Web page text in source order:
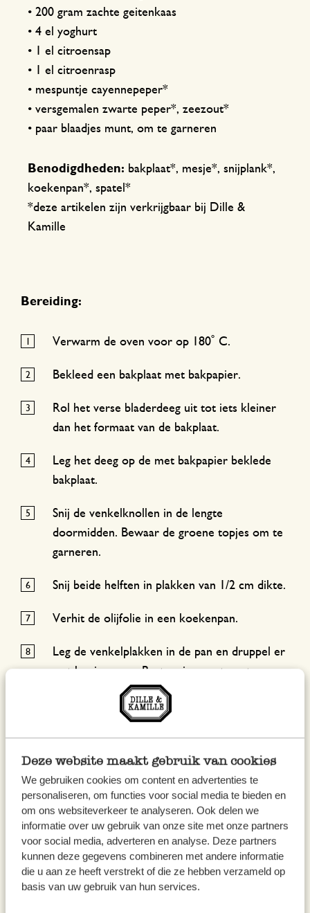
Deze website maakt gebruik van cookies
We gebruiken cookies om content en advertenties te
personaliseren, om functies voor social media te bieden en
om ons websiteverkeer te analyseren. Ook delen we
informatie over uw gebruik van onze site met onze partners
voor social media, adverteren en analyse. Deze partners
kunnen deze gegevens combineren met andere informatie
die u aan ze heeft verstrekt of die ze hebben verzameld op
basis van uw gebruik van hun services.
• 200 gram zachte geitenkaas
• 4 el yoghurt
• 1 el citroensap
• 1 el citroenrasp
• mespuntje cayennepeper*
• versgemalen zwarte peper*, zeezout*
• paar blaadjes munt, om te garneren
Benodigdheden: bakplaat*, mesje*, snijplank*,
koekenpan*, spatel*
*deze artikelen zijn verkrijgbaar bij Dille &
Kamille
Bereiding:
Verwarm de oven voor op 180˚ C.
Bekleed een bakplaat met bakpapier.
Rol het verse bladerdeeg uit tot iets kleiner
dan het formaat van de bakplaat.
Leg het deeg op de met bakpapier beklede
bakplaat.
Snij de venkelknollen in de lengte
doormidden. Bewaar de groene topjes om te
garneren.
Snij beide helften in plakken van 1/2 cm dikte.
Verhit de olijfolie in een koekenpan.
Leg de venkelplakken in de pan en druppel er
wat honing over. Bestrooi ze met zout en
maal er peper over.
Bak de venkel een paar minuten aan beide
Meng de geitenkaas met de yoghurt,
citroensap, citroenrasp en cayennepeper en
voeg zout en peper toe.
Smeer het geitenkaasmengsel met een spatel
over het bladerdeeg.